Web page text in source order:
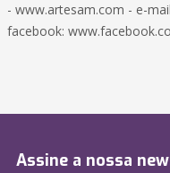
- www.artesam.com - e-
facebook:
Assine a nossa